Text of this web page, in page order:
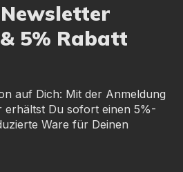
5% Rabatt
auf Dich: Mit der Anmeldung
erhältst Du sofort einen 5%-
Ware für Deinen